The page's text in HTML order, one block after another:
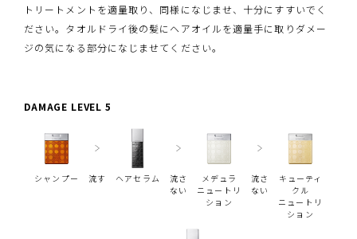
トリートメントを適量取り、同様になじませ、十分にすすいでく
ださい。タオルドライ後の髪にヘアオイルを適量手に取りダメー
ジの気になる部分になじませてください。
DAMAGE LEVEL 5
シャンプー 流す ヘアセラム
流さ
ない
メデュラ
ニュートリ
ション
流さ
ない
キューティ
クル
ニュートリ
ション